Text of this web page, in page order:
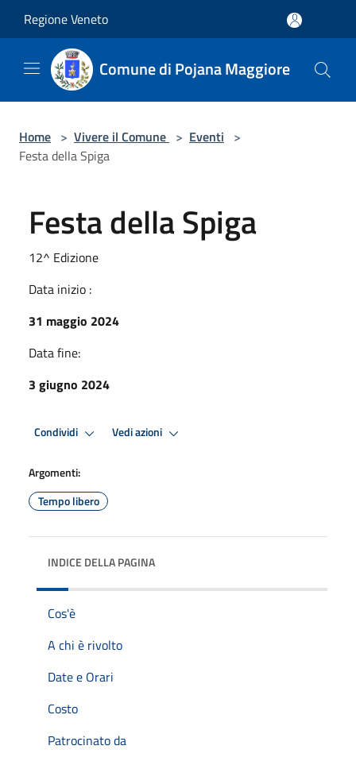
Regione Veneto
Comune di Pojana Maggiore
Home > Vivere il Comune > Eventi >
Festa della Spiga
Festa della Spiga
12^ Edizione
Data inizio :
31 maggio 2024
Data fine:
3 giugno 2024
Condividi Vedi azioni
Argomenti:
Tempo libero
INDICE DELLA PAGINA
Cos'è
A chi è rivolto
Date e Orari
Costo
Patrocinato da